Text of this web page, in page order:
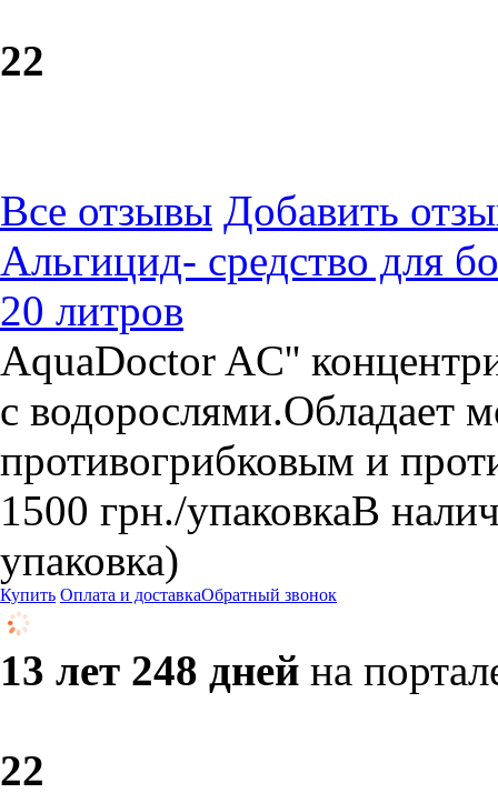
22
Все отзывы Добавить
Альгицид- средство для
20 литров
AquaDoctor AC''
с
противогрибковым и
1500 грн./упаковкаВ
упаковка)
Купить Оплата и доставкаОбратный звонок
13 лет 248 дней на
22